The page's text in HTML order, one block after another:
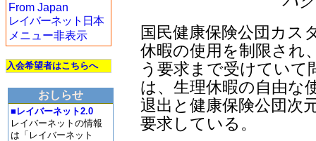
From Japan
レイバーネット日本
メニュー非表示
入会希望者はこちらへ
おしらせ
■レイバーネット2.0
レイバーネットの情報
は「レイバーネット
国民健康保険公団カス
休暇の使用を制限され
う要求まで受けていて
は、生理休暇の自由な
退出と健康保険公団次
要求している。